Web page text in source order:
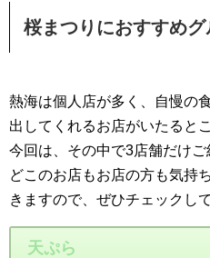
桜まつりにおすすめグ
熱海は個人店が多く、自慢の
出してくれるお店がいたると
今回は、その中で3店舗だけご
どこのお店もお店の方も気持
きますので、ぜひチェックし
天ぷら